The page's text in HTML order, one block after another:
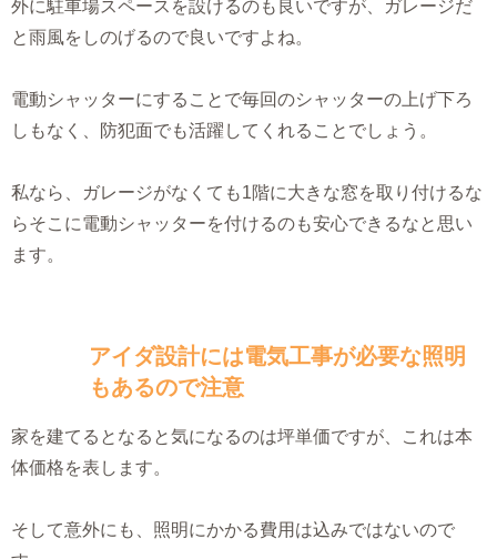
外に駐車場スペースを設けるのも良いですが、ガレージだ
と雨風をしのげるので良いですよね。
電動シャッターにすることで毎回のシャッターの上げ下ろ
しもなく、防犯面でも活躍してくれることでしょう。
私なら、ガレージがなくても1階に大きな窓を取り付けるな
らそこに電動シャッターを付けるのも安心できるなと思い
ます。
アイダ設計には電気工事が必要な照明
もあるので注意
家を建てるとなると気になるのは坪単価ですが、これは本
体価格を表します。
そして意外にも、照明にかかる費用は込みではないので